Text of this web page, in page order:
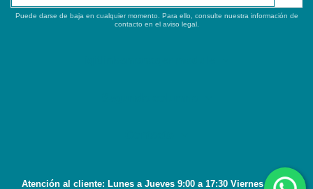
Puede darse de baja en cualquier momento. Para ello, consulte nuestra información de
contacto en el aviso legal.
Atención al cliente: Lunes a Jueves 9:00 a 17:30 Viernes 8:45 a